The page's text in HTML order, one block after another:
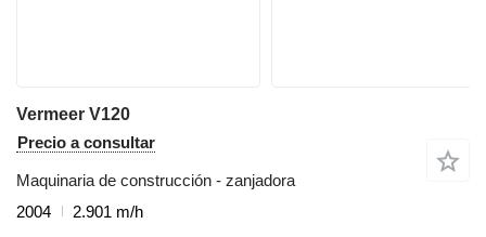
Vermeer V120
Precio a consultar
Maquinaria de construcción - zanjadora
2004
2.901 m/h